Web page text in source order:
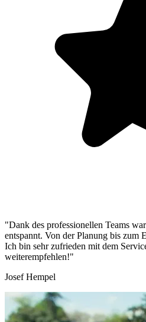
"Dank des professionellen Teams
entspannt. Von der Planung bis zum
Ich bin sehr zufrieden mit dem
weiterempfehlen!"
Josef Hempel